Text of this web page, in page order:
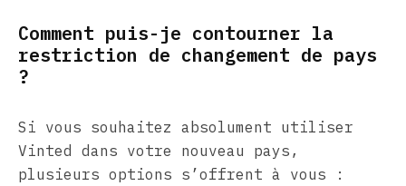
Comment puis-je contourner la
restriction de changement de pays
?
Si vous souhaitez absolument utiliser
Vinted dans votre nouveau pays,
plusieurs options s’offrent à vous :